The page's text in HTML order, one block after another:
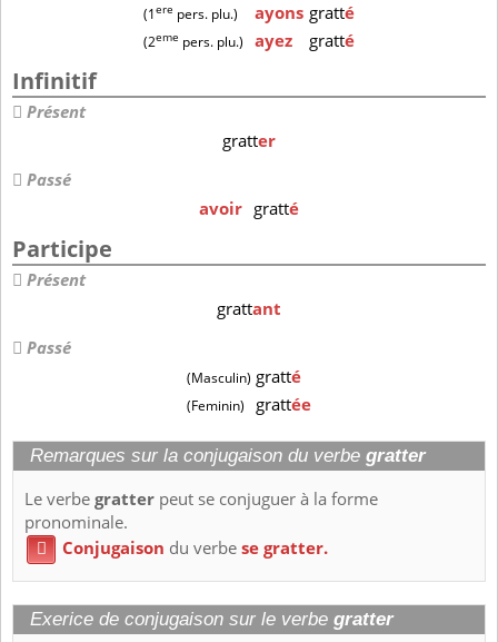
(1ere pers. plu.) ayons gratté
(2eme pers. plu.) ayez gratté
Infinitif
Présent
gratter
Passé
avoir gratté
Participe
Présent
grattant
Passé
(Masculin) gratté
(Feminin) grattée
Remarques sur la conjugaison du verbe gratter
Le verbegratter peut se conjuguer à la forme
pronominale.
 Conjugaison du verbese gratter.
Exerice de conjugaison sur le verbe gratter